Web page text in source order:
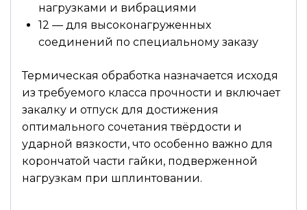
нагрузками и вибрациями
12 — для высоконагруженных
соединений по специальному заказу
Термическая обработка назначается исходя
из требуемого класса прочности и включает
закалку и отпуск для достижения
оптимального сочетания твёрдости и
ударной вязкости, что особенно важно для
корончатой части гайки, подверженной
нагрузкам при шплинтовании.